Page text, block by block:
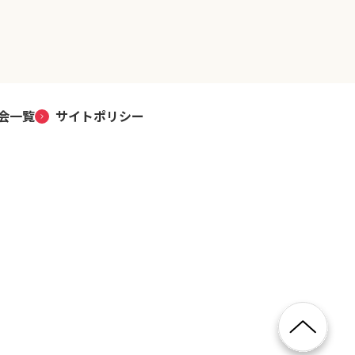
一覧 サイトポリシー